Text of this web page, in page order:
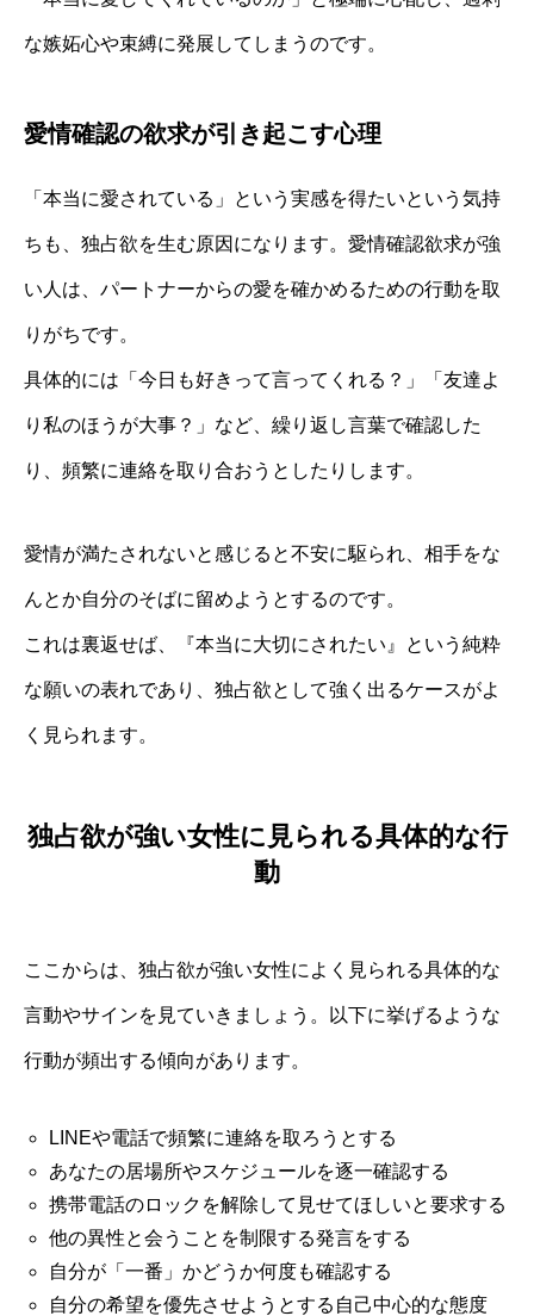
な嫉妬心や束縛に発展してしまうのです。
愛情確認の欲求が引き起こす心理
「本当に愛されている」という実感を得たいという気持
ちも、独占欲を生む原因になります。愛情確認欲求が強
い人は、パートナーからの愛を確かめるための行動を取
りがちです。
具体的には「今日も好きって言ってくれる？」「友達よ
り私のほうが大事？」など、繰り返し言葉で確認した
り、頻繁に連絡を取り合おうとしたりします。
愛情が満たされないと感じると不安に駆られ、相手をな
んとか自分のそばに留めようとするのです。
これは裏返せば、『本当に大切にされたい』という純粋
な願いの表れであり、独占欲として強く出るケースがよ
く見られます。
独占欲が強い女性に見られる具体的な行
動
ここからは、独占欲が強い女性によく見られる具体的な
言動やサインを見ていきましょう。以下に挙げるような
行動が頻出する傾向があります。
LINEや電話で頻繁に連絡を取ろうとする
あなたの居場所やスケジュールを逐一確認する
携帯電話のロックを解除して見せてほしいと要求する
他の異性と会うことを制限する発言をする
自分が「一番」かどうか何度も確認する
自分の希望を優先させようとする自己中心的な態度